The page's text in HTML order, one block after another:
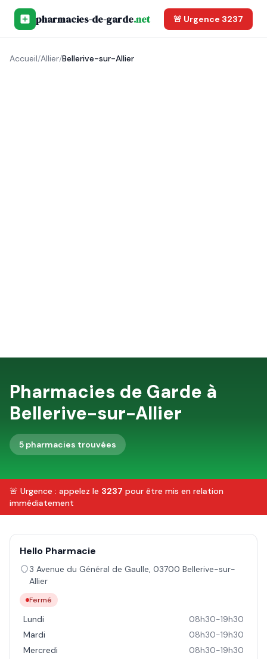
pharmacies-de-garde.net 🚨 Urgence 3237
Accueil/Allier/Bellerive-sur-Allier
Pharmacies de Garde à
Bellerive-sur-Allier
5 pharmacies trouvées
🚨 Urgence : appelez le 3237 pour être mis en relation
immédiatement
Hello Pharmacie
3 Avenue du Général de Gaulle, 03700 Bellerive-sur-
Allier
Fermé
Lundi
08h30-19h30
Mardi
08h30-19h30
Mercredi
08h30-19h30